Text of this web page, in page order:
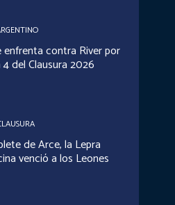
enfrenta contra River por
del Clausura 2026
de Arce, la Lepra
venció a los Leones